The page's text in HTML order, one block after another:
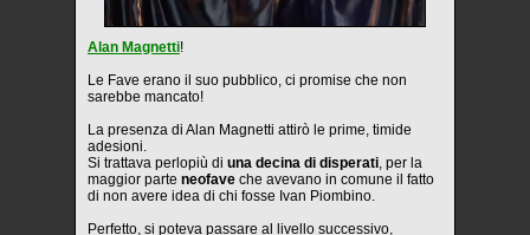
Alan Magnetti!
Le Fave erano il suo pubblico, ci promise che non
sarebbe mancato!
La presenza di Alan Magnetti attirò le prime, timide
adesioni.
Si trattava perlopiù di una decina di disperati, per la
maggior parte neofave che avevano in comune il fatto
di non avere idea di chi fosse Ivan Piombino.
Perfetto, si poteva passare al livello successivo,